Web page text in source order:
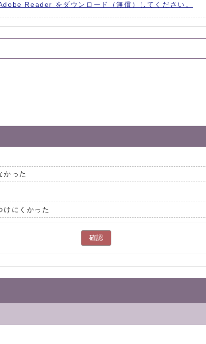
Reader をダウンロード（無償）してください。
かった
けにくかった
確認